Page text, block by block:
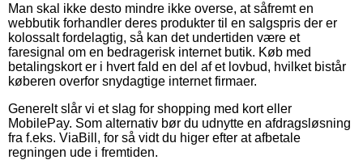
Man skal ikke desto mindre ikke overse, at såfremt en
webbutik forhandler deres produkter til en salgspris der er
kolossalt fordelagtig, så kan det undertiden være et
faresignal om en bedragerisk internet butik. Køb med
betalingskort er i hvert fald en del af et lovbud, hvilket bistår
køberen overfor snydagtige internet firmaer.
Generelt slår vi et slag for shopping med kort eller
MobilePay. Som alternativ bør du udnytte en afdragsløsning
fra f.eks. ViaBill, for så vidt du higer efter at afbetale
regningen ude i fremtiden.